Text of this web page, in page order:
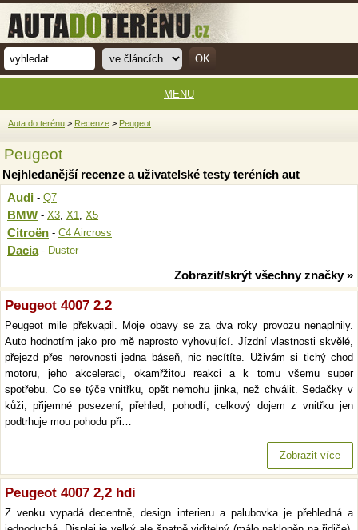
Auta do terénu > Recenze > Peugeot
Peugeot
Nejhledanější recenze a uživatelské testy teréních aut
Audi - Q7
BMW - X3, X1, X5
Citroën - C4 Aircross
Dacia- Duster
Zobrazit/skrýt všechny značky »
Peugeot 4007 2.2
Peugeot mile překvapil. Moje obavy se za dva roky provozu nenaplnily.
Auto hodnotím jako pro mě naprosto vyhovující. Jízdní vlastnosti skvělé,
přejezd přes nerovnosti jedna báseň, nic necítíte. Uživám si tichý chod
motoru, jeho akceleraci, okamřžitou reakci a k tomu všemu super
spotřebu. Co se týče vnitřku, opět nemohu jinka, než chválit. Sedačky v
kůži, přijemné posezení, přehled, pohodlí, celkový dojem z vnitřku jen
podtrhuje mou pohodu při…
Zobrazit více
Peugeot 4007 2,2 hdi
Z venku vypadá decentně, design interieru a palubovka je přehledná a
MENU